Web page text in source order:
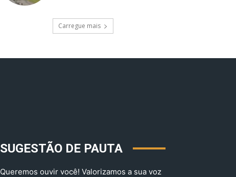
Carregue mais
SUGESTÃO DE PAUTA
Queremos ouvir você! Valorizamos a sua voz